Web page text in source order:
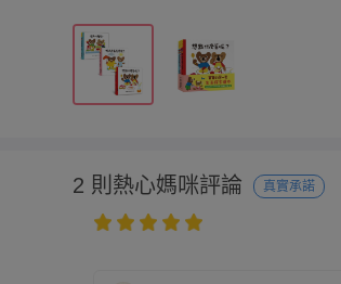
2 則熱心媽咪評論 真實承諾